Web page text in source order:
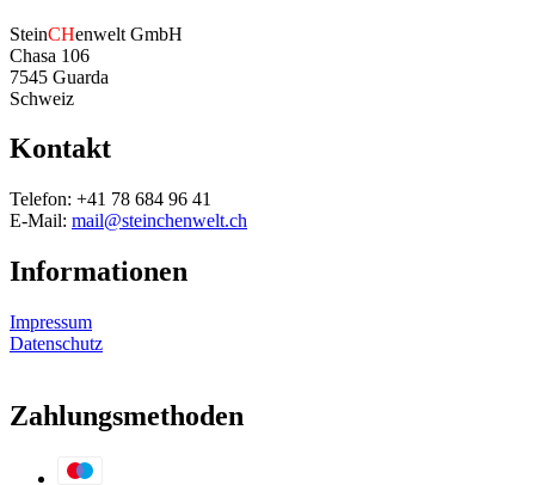
SteinCHenwelt GmbH
Chasa 106
7545 Guarda
Schweiz
Kontakt
Telefon: +41 78 684 96 41
E-Mail: mail@steinchenwelt.ch
Informationen
Impressum
Datenschutz
Zahlungsmethoden